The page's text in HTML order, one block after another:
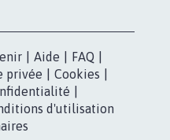
Aide FAQ
privée Cookies
d'utilisation